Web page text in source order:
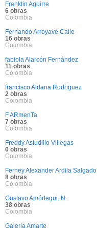
Franklin Aguirre
6 obras
Colombia
Fernando Arroyave Calle
16 obras
Colombia
fabiola Alarcón Fernández
11 obras
Colombia
francisco Aldana Rodriguez
2 obras
Colombia
F ARmenTa
7 obras
Colombia
Freddy Astudillo Villegas
6 obras
Colombia
Ferney Alexander Ardila Salgado
8 obras
Colombia
Gustavo Amórtegui. N.
38 obras
Colombia
Galeria Amarte